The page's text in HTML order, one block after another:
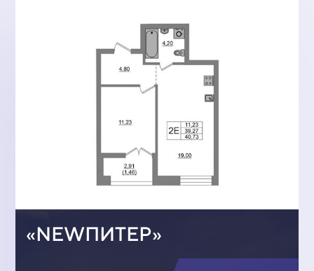
«NEWПИТЕР»